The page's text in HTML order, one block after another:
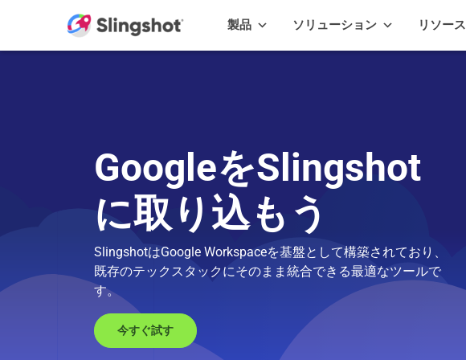
製品 ソリューション リソース
GoogleをSlingshot
に取り込もう
SlingshotはGoogle Workspaceを基盤として構築されており、
既存のテックスタックにそのまま統合できる最適なツールで
す。
今すぐ試す